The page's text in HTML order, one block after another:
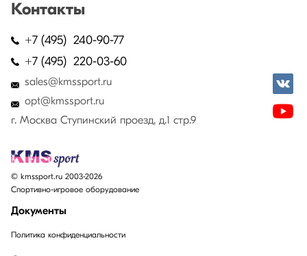
Контакты
+7 (495) 240-90-77
+7 (495) 220-03-60
sales@kmssport.ru
opt@kmssport.ru
г. Москва Ступинский проезд, д.1 стр.9
© kmssport.ru 2003-2026
Спортивно-игровое оборудование
Документы
Политика конфиденциальности